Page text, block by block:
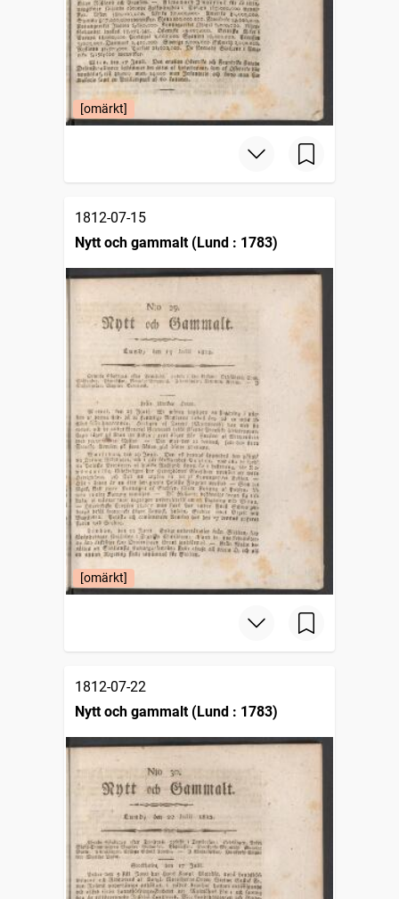
[omärkt]
1812-07-15
Nytt och gammalt (Lund : 1783)
[omärkt]
1812-07-22
Nytt och gammalt (Lund : 1783)